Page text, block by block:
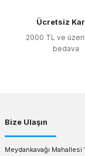
Ücretsiz
2000 TL ve
bedava
Bize Ulaşın
Meydankavağı